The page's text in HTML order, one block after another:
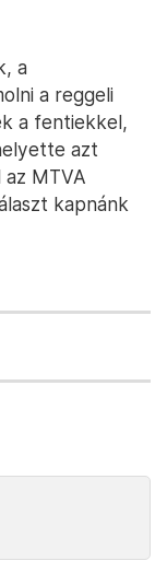
a
a reggeli
a fentiekkel,
azt
MTVA
kapnánk